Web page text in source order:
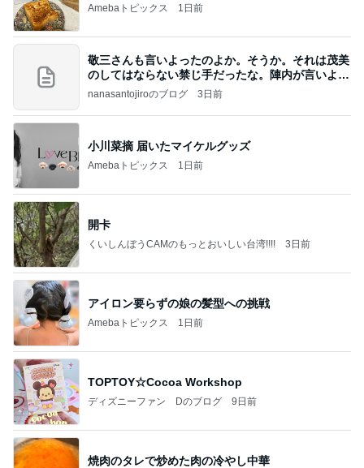
Amebaトピックス 1日前
敬三さんも言いよったのよか。そうか。それは茂美
のしてはならない禁じ手だったな。陣内が言いよる
のよ
nanasantojiroのブログ 3日前
小川菜摘 届いたマイケルグッズ
Amebaトピックス 1日前
開卡
くいしんぼうCAMのもっとおいしい台湾!!!! 3日前
アイロン要らずの娘の髪型への挑戦
Amebaトピックス 1日前
TOPTOY☆Cocoa Workshop
ディズニーファン Dのブログ 9日前
焼肉のタレで炒めた肉の冷やし中華